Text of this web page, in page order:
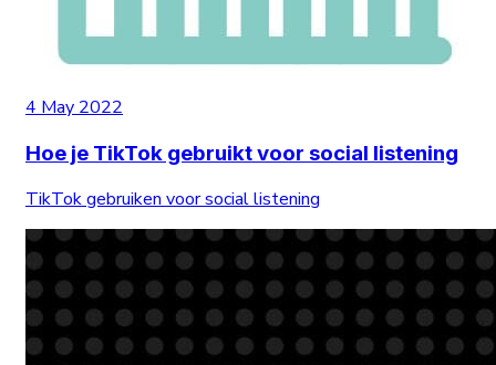
4 May 2022
Hoe je TikTok gebruikt voor social listening
TikTok gebruiken voor social listening